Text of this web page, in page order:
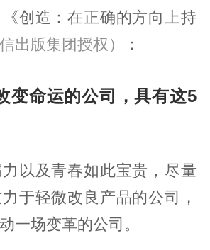
创造：在正确的方向上持
信出版集团授权） ：
变命运的公司，具有这5
以及青春如此宝贵，尽量
于轻微改良产品的公司，
一场变革的公司。